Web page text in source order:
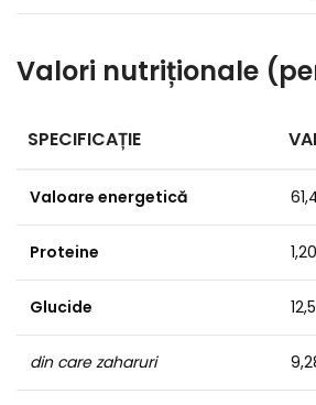
Valori nutriționale
SPECIFICAȚIE
Valoare energetică
Proteine
Glucide
din care zaharuri